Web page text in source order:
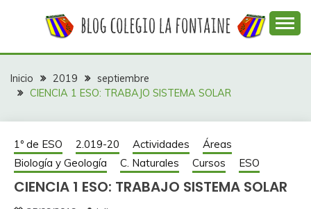
COLEGIO LA
FONTAINE
colegio La Fontaine
Inicio 2019
septiembre
CIENCIA 1 ESO: TRABAJO SISTEMA SOLAR
1º de ESO 2.019-20 Actividades
Áreas
Biología y Geología
C. Naturales Cursos ESO
CIENCIA 1 ESO: TRABAJO SISTEMA SOLAR